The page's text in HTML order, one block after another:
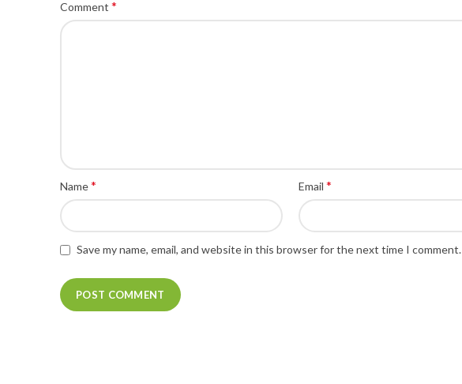
Comment *
Name* Email*
Save my name, email, and website in this browser for the next time I comment.